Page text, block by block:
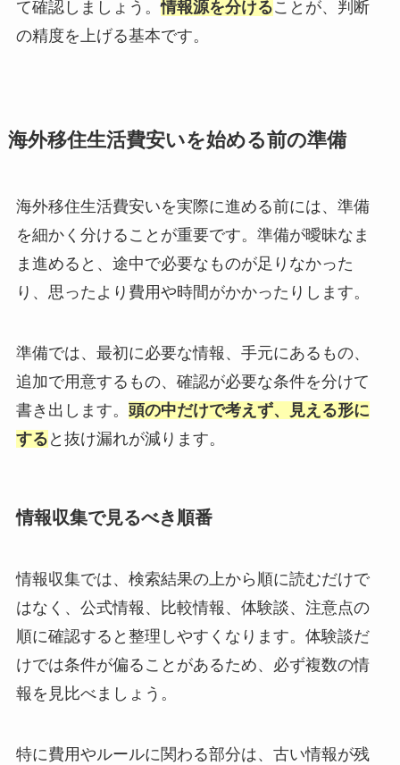
て確認しましょう。情報源を分けることが、判断
の精度を上げる基本です。
海外移住生活費安いを始める前の準備
海外移住生活費安いを実際に進める前には、準備
を細かく分けることが重要です。準備が曖昧なま
ま進めると、途中で必要なものが足りなかった
り、思ったより費用や時間がかかったりします。
準備では、最初に必要な情報、手元にあるもの、
追加で用意するもの、確認が必要な条件を分けて
書き出します。 頭の中だけで考えず、見える形に
する と抜け漏れが減ります。
情報収集で見るべき順番
情報収集では、検索結果の上から順に読むだけで
はなく、公式情報、比較情報、体験談、注意点の
順に確認すると整理しやすくなります。体験談だ
けでは条件が偏ることがあるため、必ず複数の情
報を見比べましょう。
特に費用やルールに関わる部分は、古い情報が残